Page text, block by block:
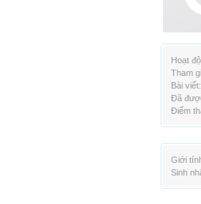
Hoạt
Tham
Bài viết:
Đã
Điểm
Giới
Sinh